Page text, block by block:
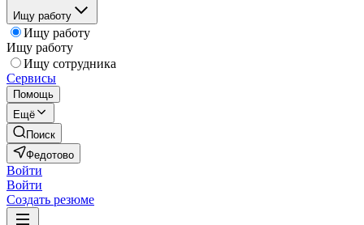
Ищу работу
Ищу работу
Ищу работу
Ищу сотрудника
Сервисы
Помощь
Ещё
Поиск
Федотово
Войти
Войти
Создать резюме